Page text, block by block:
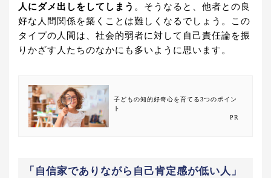
人にダメ出しをしてしまう 。そうなると、他者との良
好な人間関係を築くことは難しくなるでしょう。この
タイプの人間は、社会的弱者に対して自己責任論を振
りかざす人たちのなかにも多いように思います。
子どもの知的好奇心を育てる3つのポイン
ト
PR
「自信家でありながら自己肯定感が低い人」